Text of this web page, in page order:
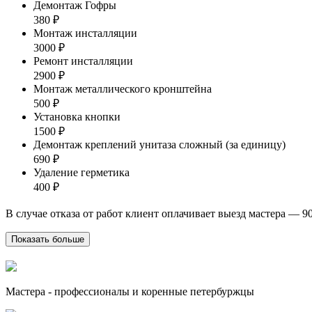
Демонтаж Гофры
380 ₽
Монтаж инсталляции
3000 ₽
Ремонт инсталляции
2900 ₽
Монтаж металлического кронштейна
500 ₽
Установка кнопки
1500 ₽
Демонтаж креплений унитаза сложный (за единицу)
690 ₽
Удаление герметика
400 ₽
В случае отказа от работ клиент оплачивает выезд мастера —
Показать больше
Мастера - профессионалы и коренные петербуржцы